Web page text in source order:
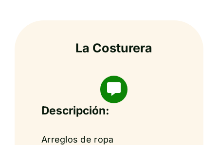
La Costurera
Descripción:
Arreglos de ropa